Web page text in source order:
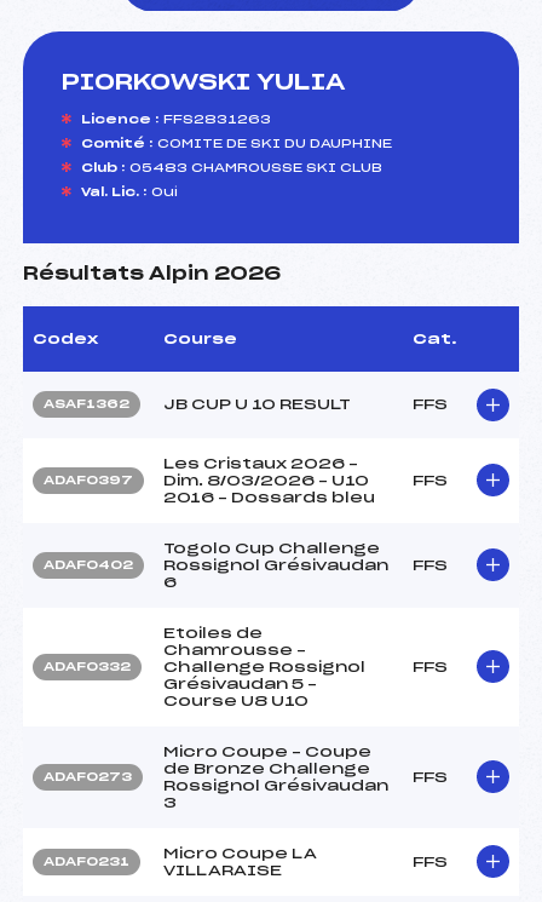
PIORKOWSKI YULIA
Licence : FFS2831263
Comité : COMITE DE SKI DU DAUPHINE
Club : 05483 CHAMROUSSE SKI CLUB
Val. Lic. : Oui
Résultats Alpin 2026
Codex Course Cat.
ASAF1362 JB CUP U 10 RESULT FFS
ADAF0397
Les Cristaux 2026 –
Dim. 8/03/2026 – U10
2016 – Dossards bleu
FFS
ADAF0402
Togolo Cup Challenge
Rossignol Grésivaudan
6
FFS
ADAF0332
Etoiles de
Chamrousse –
Challenge Rossignol
Grésivaudan 5 –
Course U8 U10
FFS
ADAF0273
Micro Coupe – Coupe
de Bronze Challenge
Rossignol Grésivaudan
3
FFS
ADAF0231
Micro Coupe LA
VILLARAISE
FFS